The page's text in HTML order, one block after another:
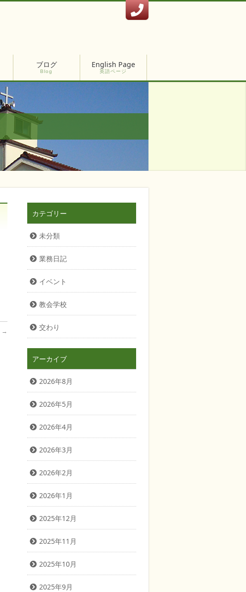
ブログ
Blog
English Page
英語ページ
→
カテゴリー
未分類
業務日記
イベント
教会学校
交わり
アーカイブ
2026年8月
2026年5月
2026年4月
2026年3月
2026年2月
2026年1月
2025年12月
2025年11月
2025年10月
2025年9月